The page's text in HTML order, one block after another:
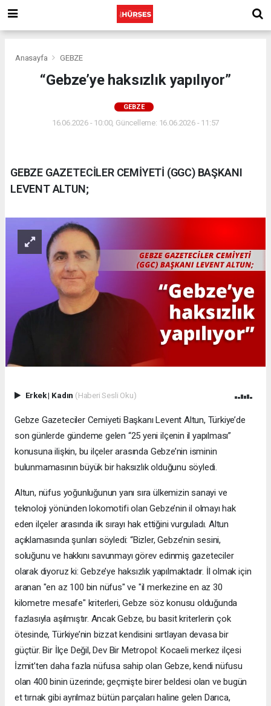
Anasayfa GEBZE
“Gebze’ye haksızlık yapılıyor”
GEBZE
16.06.2026 - 10:00, Güncelleme: 16.06.2026 - 11:57
GEBZE GAZETECİLER CEMİYETİ (GGC) BAŞKANI
LEVENT ALTUN;
Erkek| Kadın (Haberi Sesli Oku)
Gebze Gazeteciler Cemiyeti Başkanı Levent Altun, Türkiye’de
son günlerde gündeme gelen “25 yeni ilçenin il yapılması”
konusuna ilişkin, bu ilçeler arasında Gebze’nin isminin
bulunmamasının büyük bir haksızlık olduğunu söyledi.
Altun, nüfus yoğunluğunun yanı sıra ülkemizin sanayi ve
teknoloji yönünden lokomotifi olan Gebze’nin il olmayı hak
eden ilçeler arasında ilk sırayı hak ettiğini vurguladı. Altun
açıklamasında şunları söyledi: “Bizler, Gebze’nin sesini,
soluğunu ve hakkını savunmayı görev edinmiş gazeteciler
olarak diyoruz ki: Gebze’ye haksızlık yapılmaktadır. İl olmak için
aranan "en az 100 bin nüfus" ve "il merkezine en az 30
kilometre mesafe" kriterleri, Gebze söz konusu olduğunda
fazlasıyla aşılmıştır. Ancak Gebze, bu basit kriterlerin çok
ötesinde, Türkiye’nin bizzat kendisini sırtlayan devasa bir
güçtür. Bir İlçe Değil, Dev Bir Metropol: Kocaeli merkez ilçesi
İzmit’ten daha fazla nüfusa sahip olan Gebze, kendi nüfusu
olan 400 binin üzerinde; geçmişte birer beldesi olan ve bugün
et tırnak gibi ayrılmaz bütün parçaları haline gelen Darıca,